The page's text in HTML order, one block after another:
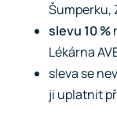
Šumperku,
slevu 10 %
Lékárna
sleva se
ji uplatnit